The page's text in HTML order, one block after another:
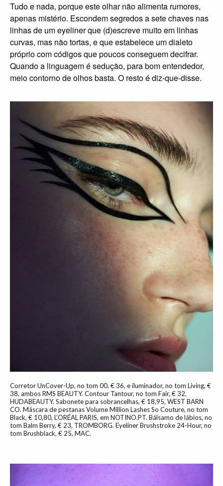
Tudo e nada, porque este olhar não alimenta rumores,
apenas mistério. Escondem segredos a sete chaves nas
linhas de um eyeliner que (d)escreve muito em linhas
curvas, mas não tortas, e que estabelece um dialeto
próprio com códigos que poucos conseguem decifrar.
Quando a linguagem é sedução, para bom entendedor,
meio contorno de olhos basta. O resto é diz-que-disse.
Corretor UnCover-Up, no tom 00, € 36, e iluminador, no tom Living, €
38, ambos RMS BEAUTY. Contour Tantour, no tom Fair, € 32,
HUDABEAUTY. Sabonete para sobrancelhas, € 18,95, WEST BARN
CO. Máscara de pestanas Volume Million Lashes So Couture, no tom
Black, € 10,80, L’ORÉAL PARIS, em NOTINO.PT. Bálsamo de lábios, no
tom Balm Berry, € 23, TROMBORG. Eyeliner Brushstroke 24-Hour, no
tom Brushblack, € 25, MAC.